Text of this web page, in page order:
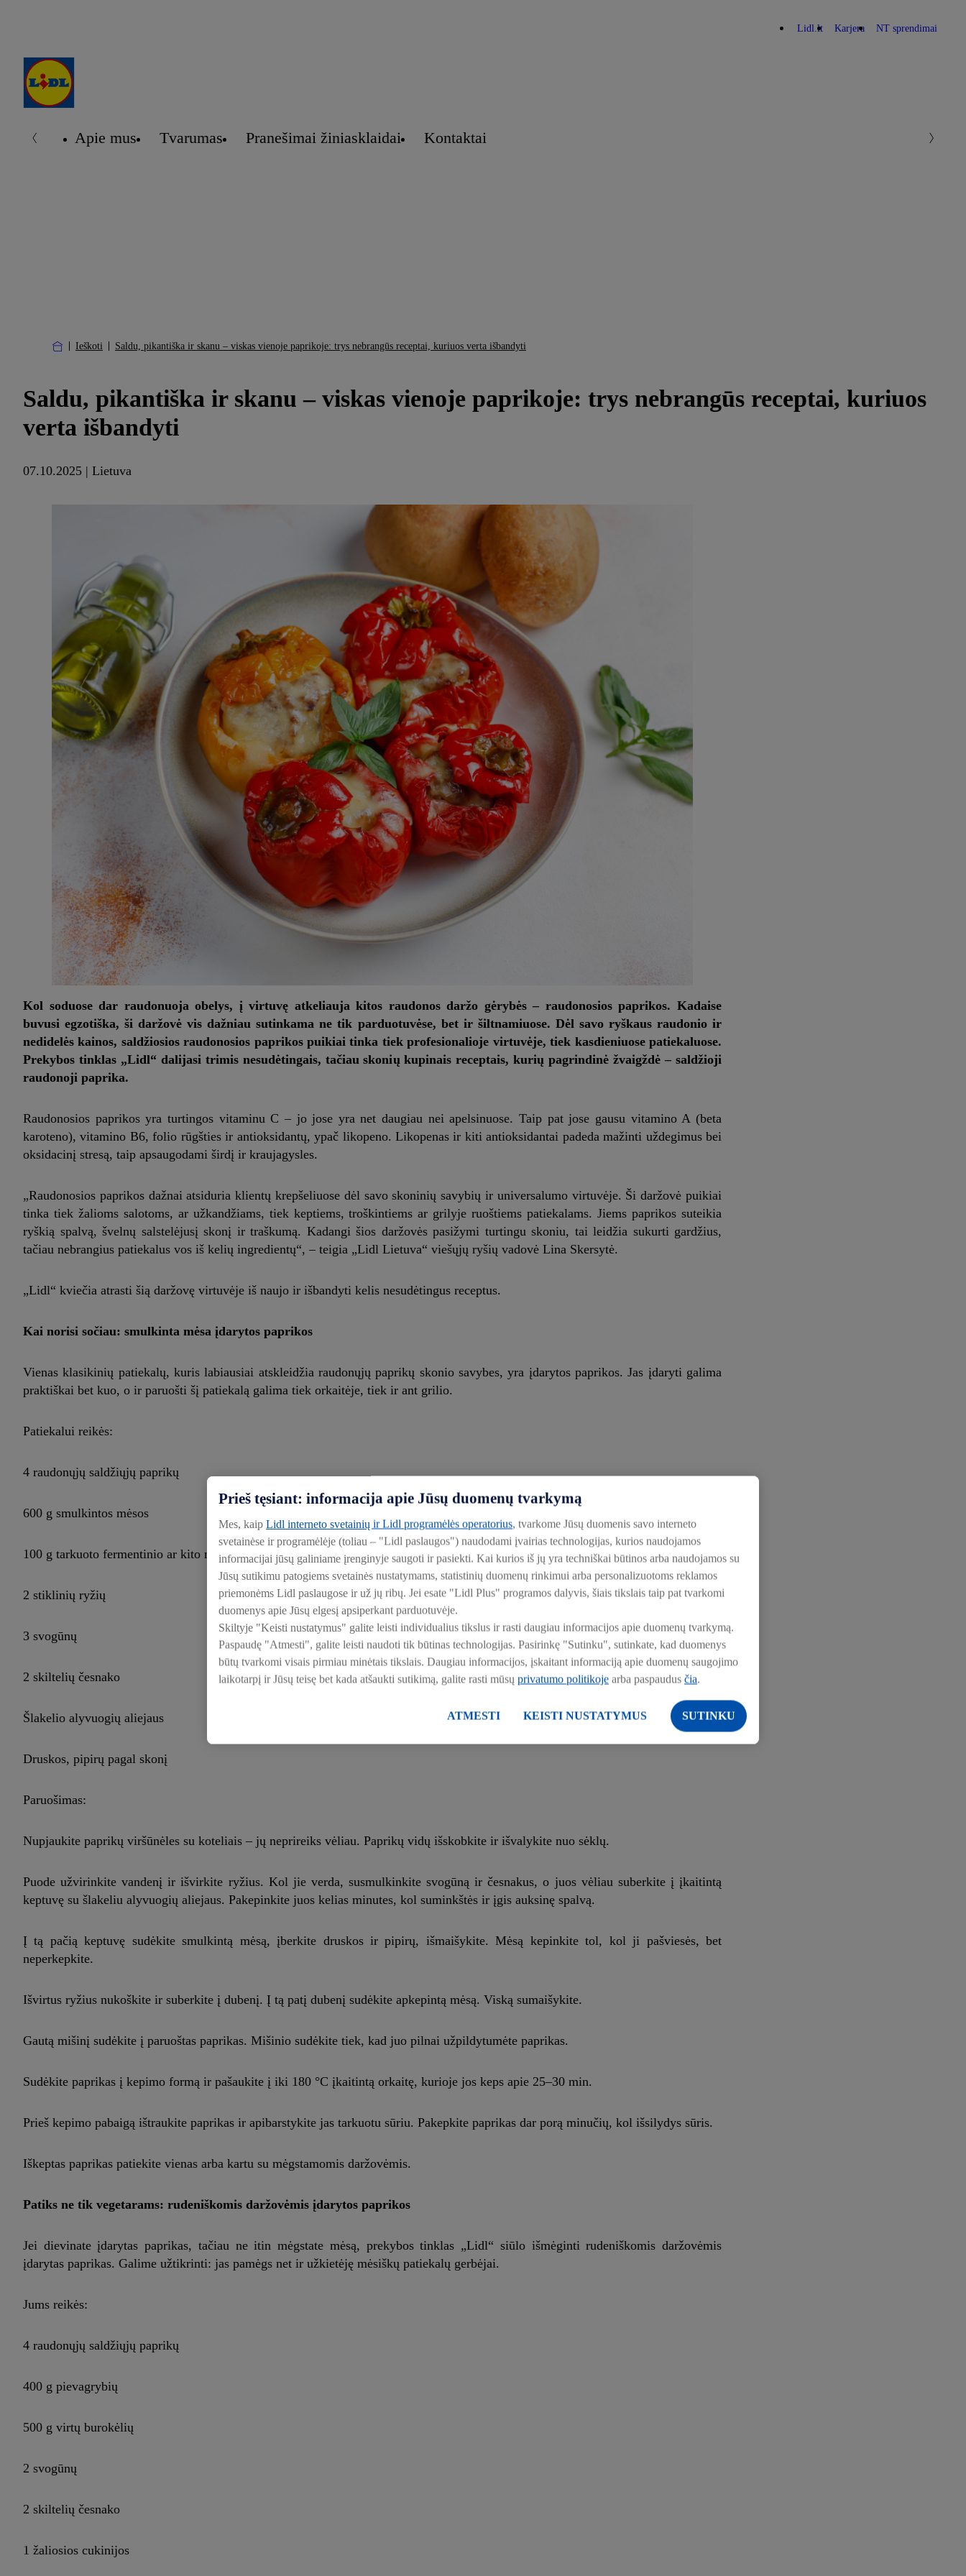
Lidl.lt Karjera NT sprendimai
Apie mus Tvarumas Pranešimai žiniasklaidai Kontaktai
Ieškoti Saldu, pikantiška ir skanu – viskas vienoje paprikoje: trys nebrangūs receptai, kuriuos verta išbandyti
Saldu, pikantiška ir skanu – viskas vienoje paprikoje: trys nebrangūs receptai, kuriuos
verta išbandyti
07.10.2025 | Lietuva
Kol soduose dar raudonuoja obelys, į virtuvę atkeliauja kitos raudonos daržo gėrybės – raudonosios paprikos. Kadaise
buvusi egzotiška, ši daržovė vis dažniau sutinkama ne tik parduotuvėse, bet ir šiltnamiuose. Dėl savo ryškaus raudonio ir
nedidelės kainos, saldžiosios raudonosios paprikos puikiai tinka tiek profesionalioje virtuvėje, tiek kasdieniuose patiekaluose.
Prekybos tinklas „Lidl“ dalijasi trimis nesudėtingais, tačiau skonių kupinais receptais, kurių pagrindinė žvaigždė – saldžioji
raudonoji paprika.
Raudonosios paprikos yra turtingos vitaminu C – jo jose yra net daugiau nei apelsinuose. Taip pat jose gausu vitamino A (beta
karoteno), vitamino B6, folio rūgšties ir antioksidantų, ypač likopeno. Likopenas ir kiti antioksidantai padeda mažinti uždegimus bei
oksidacinį stresą, taip apsaugodami širdį ir kraujagysles.
„Raudonosios paprikos dažnai atsiduria klientų krepšeliuose dėl savo skoninių savybių ir universalumo virtuvėje. Ši daržovė puikiai
tinka tiek žalioms salotoms, ar užkandžiams, tiek keptiems, troškintiems ar grilyje ruoštiems patiekalams. Jiems paprikos suteikia
ryškią spalvą, švelnų salstelėjusį skonį ir traškumą. Kadangi šios daržovės pasižymi turtingu skoniu, tai leidžia sukurti gardžius,
tačiau nebrangius patiekalus vos iš kelių ingredientų“, – teigia „Lidl Lietuva“ viešųjų ryšių vadovė Lina Skersytė.
„Lidl“ kviečia atrasti šią daržovę virtuvėje iš naujo ir išbandyti kelis nesudėtingus receptus.
Kai norisi sočiau: smulkinta mėsa įdarytos paprikos
Vienas klasikinių patiekalų, kuris labiausiai atskleidžia raudonųjų paprikų skonio savybes, yra įdarytos paprikos. Jas įdaryti galima
praktiškai bet kuo, o ir paruošti šį patiekalą galima tiek orkaitėje, tiek ir ant grilio.
Patiekalui reikės:
4 raudonųjų saldžiųjų paprikų
600 g smulkintos mėsos
100 g tarkuoto fermentinio ar kito mėgstamo sūrio
2 stiklinių ryžių
3 svogūnų
2 skiltelių česnako
Šlakelio alyvuogių aliejaus
Druskos, pipirų pagal skonį
Paruošimas:
Nupjaukite paprikų viršūnėles su koteliais – jų neprireiks vėliau. Paprikų vidų išskobkite ir išvalykite nuo sėklų.
Puode užvirinkite vandenį ir išvirkite ryžius. Kol jie verda, susmulkinkite svogūną ir česnakus, o juos vėliau suberkite į įkaitintą
keptuvę su šlakeliu alyvuogių aliejaus. Pakepinkite juos kelias minutes, kol suminkštės ir įgis auksinę spalvą.
Į tą pačią keptuvę sudėkite smulkintą mėsą, įberkite druskos ir pipirų, išmaišykite. Mėsą kepinkite tol, kol ji pašviesės, bet
neperkepkite.
Išvirtus ryžius nukoškite ir suberkite į dubenį. Į tą patį dubenį sudėkite apkepintą mėsą. Viską sumaišykite.
Gautą mišinį sudėkite į paruoštas paprikas. Mišinio sudėkite tiek, kad juo pilnai užpildytumėte paprikas.
Sudėkite paprikas į kepimo formą ir pašaukite į iki 180 °C įkaitintą orkaitę, kurioje jos keps apie 25–30 min.
Prieš kepimo pabaigą ištraukite paprikas ir apibarstykite jas tarkuotu sūriu. Pakepkite paprikas dar porą minučių, kol išsilydys sūris.
Iškeptas paprikas patiekite vienas arba kartu su mėgstamomis daržovėmis.
Patiks ne tik vegetarams: rudeniškomis daržovėmis įdarytos paprikos
Jei dievinate įdarytas paprikas, tačiau ne itin mėgstate mėsą, prekybos tinklas „Lidl“ siūlo išmėginti rudeniškomis daržovėmis
įdarytas paprikas. Galime užtikrinti: jas pamėgs net ir užkietėję mėsiškų patiekalų gerbėjai.
Jums reikės:
4 raudonųjų saldžiųjų paprikų
400 g pievagrybių
500 g virtų burokėlių
2 svogūnų
2 skiltelių česnako
1 žaliosios cukinijos
Prieš tęsiant: informacija apie Jūsų duomenų tvarkymą
Mes, kaip Lidl interneto svetainių ir Lidl programėlės operatorius, tvarkome Jūsų duomenis savo interneto
svetainėse ir programėlėje (toliau – "Lidl paslaugos") naudodami įvairias technologijas, kurios naudojamos
informacijai jūsų galiniame įrenginyje saugoti ir pasiekti. Kai kurios iš jų yra techniškai būtinos arba naudojamos su
Jūsų sutikimu patogiems svetainės nustatymams, statistinių duomenų rinkimui arba personalizuotoms reklamos
priemonėms Lidl paslaugose ir už jų ribų. Jei esate "Lidl Plus" programos dalyvis, šiais tikslais taip pat tvarkomi
duomenys apie Jūsų elgesį apsiperkant parduotuvėje.
Skiltyje "Keisti nustatymus" galite leisti individualius tikslus ir rasti daugiau informacijos apie duomenų tvarkymą.
Paspaudę "Atmesti", galite leisti naudoti tik būtinas technologijas. Pasirinkę "Sutinku", sutinkate, kad duomenys
būtų tvarkomi visais pirmiau minėtais tikslais. Daugiau informacijos, įskaitant informaciją apie duomenų saugojimo
laikotarpį ir Jūsų teisę bet kada atšaukti sutikimą, galite rasti mūsų privatumo politikoje arba paspaudus čia.
ATMESTI KEISTI NUSTATYMUS SUTINKU